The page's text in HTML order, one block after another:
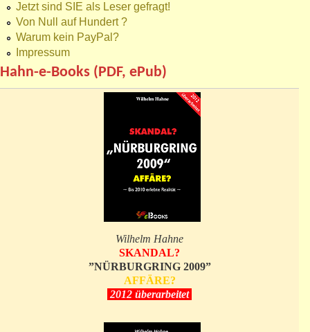
Jetzt sind SIE als Leser gefragt!
Von Null auf Hundert ?
Warum kein PayPal?
Impressum
Hahn-e-Books (PDF, ePub)
Wilhelm Hahne
SKANDAL?
”NÜRBURGRING 2009”
AFFÄRE?
2012 überarbeitet